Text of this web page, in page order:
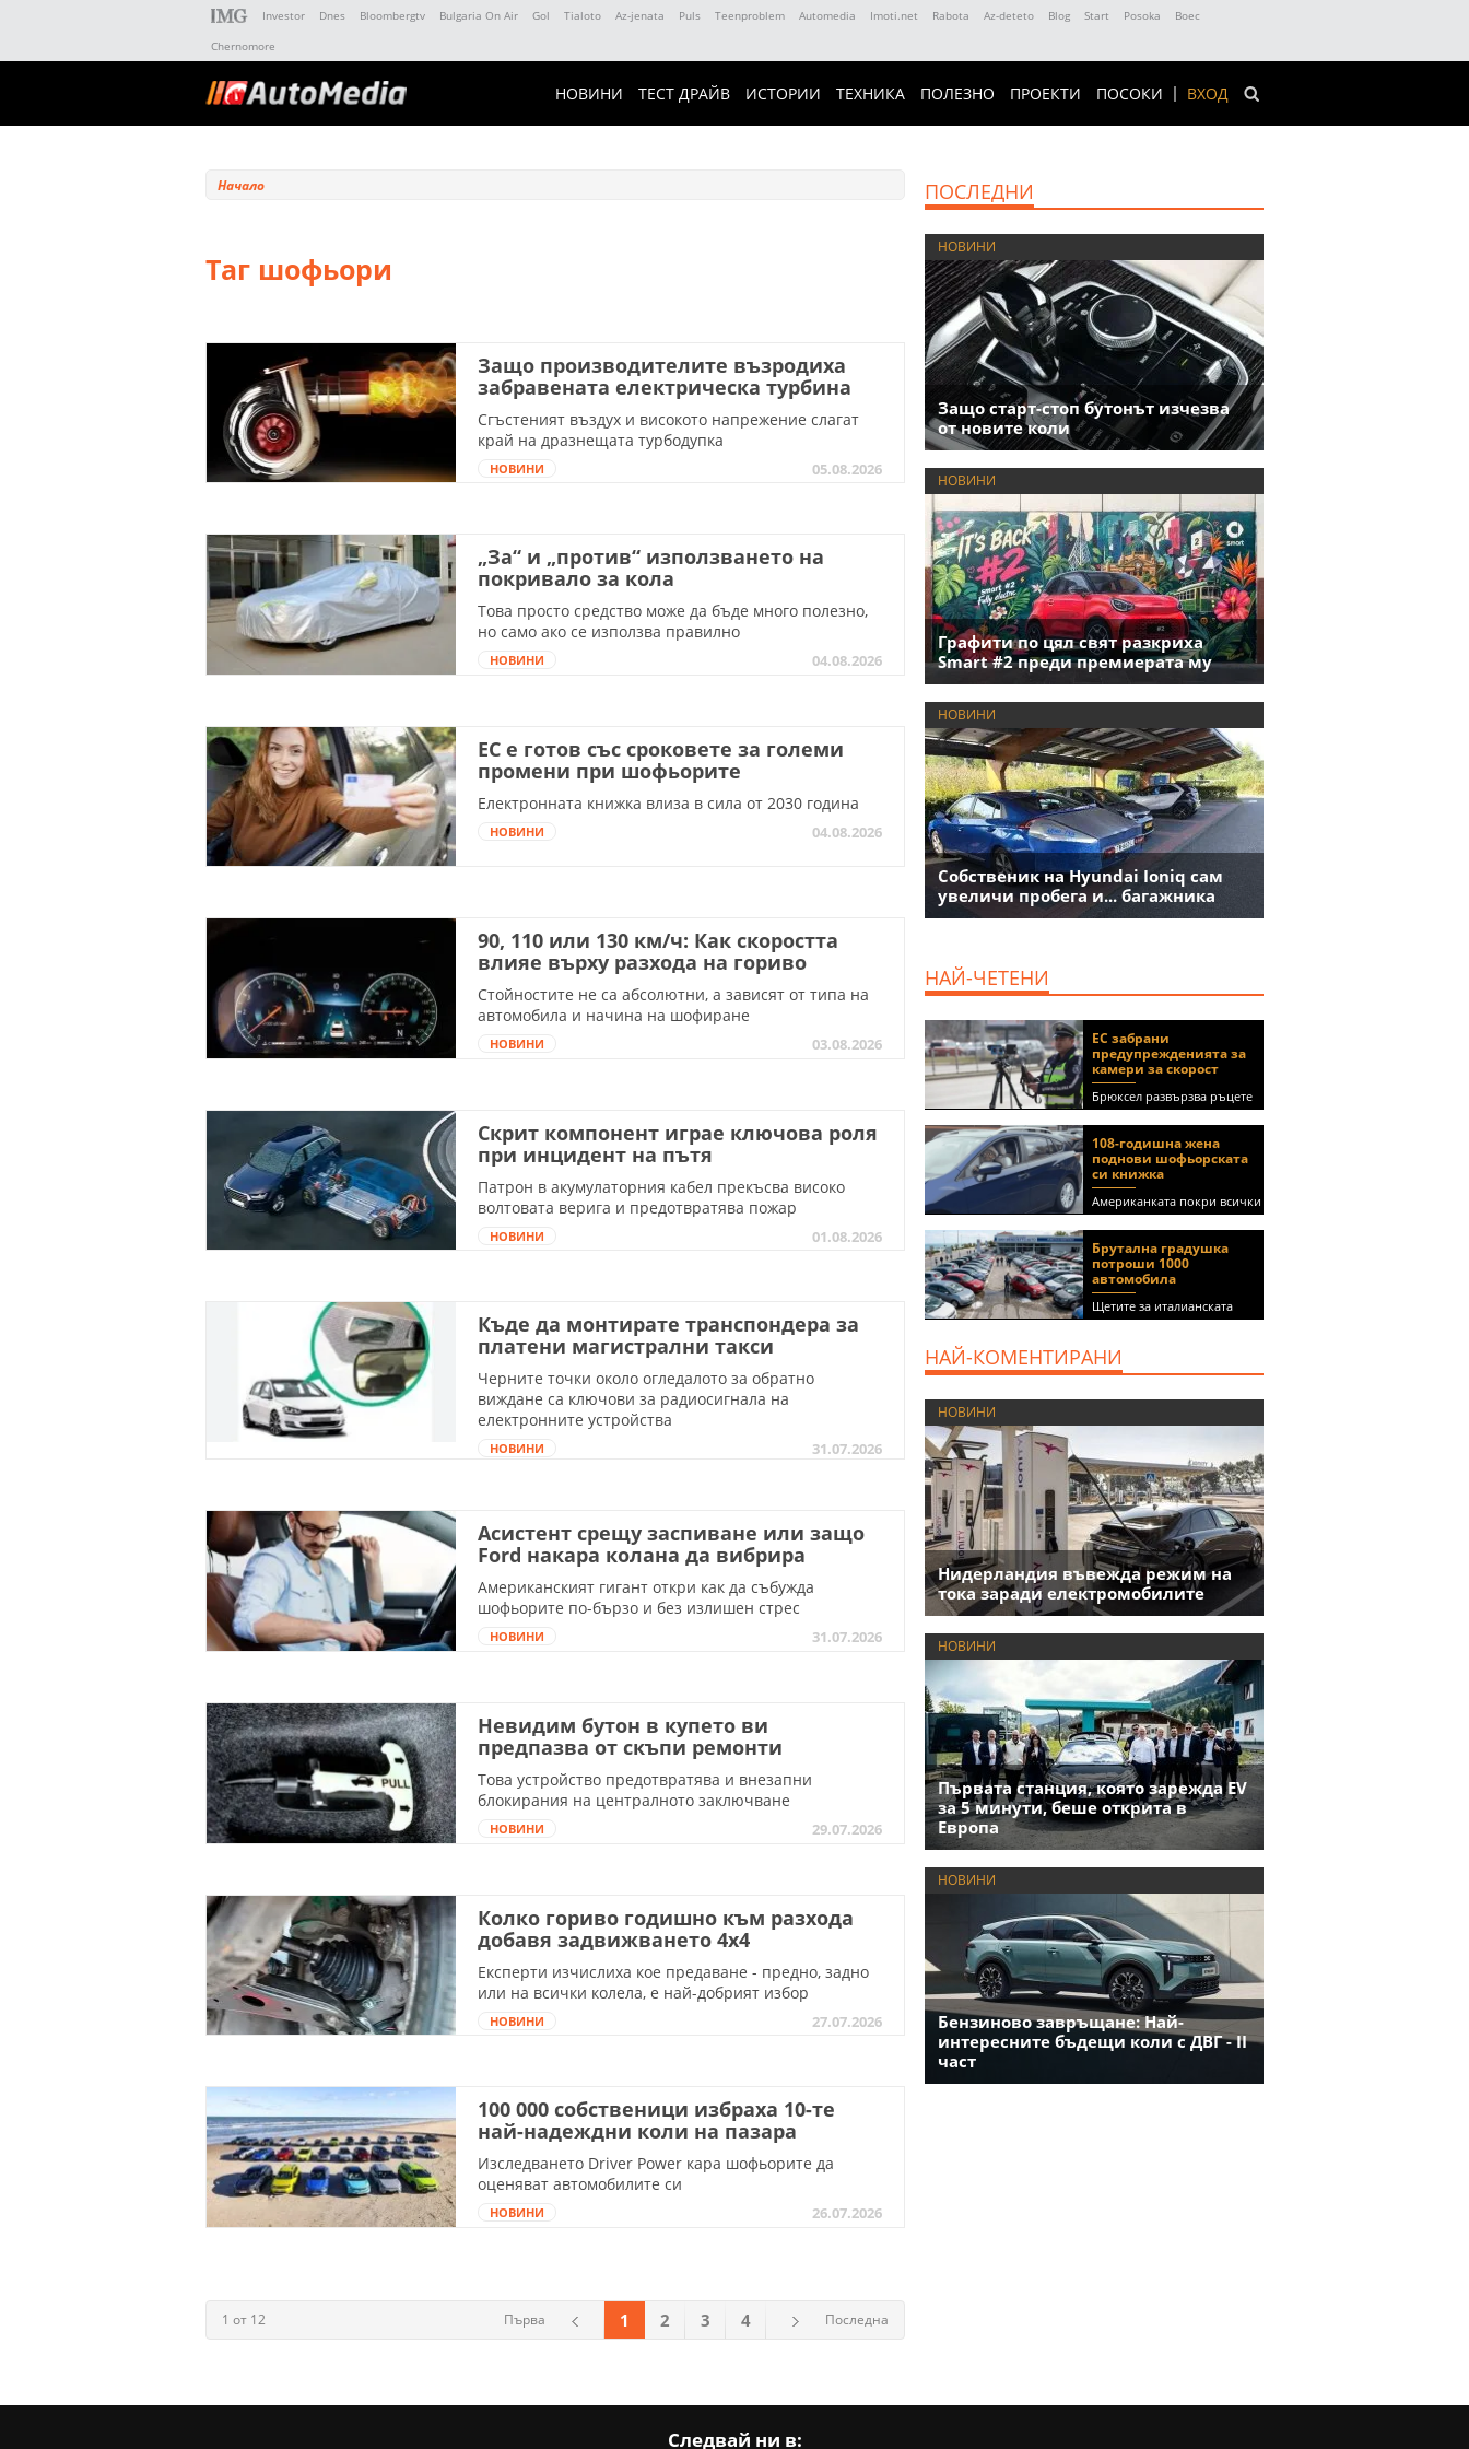
Investor Dnes Bloombergtv Bulgaria On Air Gol Tialoto Az-jenata Puls Teenproblem Automedia Imoti.net Rabota Az-deteto Blog Start Posoka
Boec
Chernomore
ВХОД
НОВИНИ ТЕСТ ДРАЙВ ИСТОРИИ ТЕХНИКА ПОЛЕЗНО ПРОЕКТИ ПОСОКИ
Начало
Таг шофьори
Защо производителите възродиха
забравената електрическа турбина
Сгъстеният въздух и високото напрежение слагат
край на дразнещата турбодупка
НОВИНИ 05.08.2026
„За“ и „против“ използването на
покривало за кола
Това просто средство може да бъде много полезно,
но само ако се използва правилно
НОВИНИ 04.08.2026
ЕС е готов със сроковете за големи
промени при шофьорите
Електронната книжка влиза в сила от 2030 година
НОВИНИ 04.08.2026
90, 110 или 130 км/ч: Как скоростта
влияе върху разхода на гориво
Стойностите не са абсолютни, а зависят от типа на
автомобила и начина на шофиране
НОВИНИ 03.08.2026
Скрит компонент играе ключова роля
при инцидент на пътя
Патрон в акумулаторния кабел прекъсва високо
волтовата верига и предотвратява пожар
НОВИНИ 01.08.2026
Къде да монтирате транспондера за
платени магистрални такси
Черните точки около огледалото за обратно
виждане са ключови за радиосигнала на
електронните устройства
НОВИНИ 31.07.2026
Асистент срещу заспиване или защо
Ford накара колана да вибрира
Американският гигант откри как да събужда
шофьорите по-бързо и без излишен стрес
НОВИНИ 31.07.2026
Невидим бутон в купето ви
предпазва от скъпи ремонти
Това устройство предотвратява и внезапни
блокирания на централното заключване
НОВИНИ 29.07.2026
Колко гориво годишно към разхода
добавя задвижването 4х4
Експерти изчислиха кое предаване - предно, задно
или на всички колела, е най-добрият избор
НОВИНИ 27.07.2026
100 000 собственици избраха 10-те
най-надеждни коли на пазара
Изследването Driver Power кара шофьорите да
оценяват автомобилите си
НОВИНИ 26.07.2026
1 от 12 Последна
1 2 3 4
Първа
ПОСЛЕДНИ
НОВИНИ
Защо старт-стоп бутонът изчезва
от новите коли
НОВИНИ
Графити по цял свят разкриха
Smart #2 преди премиерата му
НОВИНИ
Собственик на Hyundai Ioniq сам
увеличи пробега и... багажника
НАЙ-ЧЕТЕНИ
ЕС забрани
предупрежденията за
камери за скорост
Брюксел развързва ръцете
на правителствата за
приложения като Waze и
Google Maps
108-годишна жена
поднови шофьорската
си книжка
Американката покри всички
медицински изисквания, за
(ВИДЕО)
Брутална градушка
потроши 1000
автомобила
Щетите за италианската
автокъща се оценяват на 5
НАЙ-КОМЕНТИРАНИ
НОВИНИ
Нидерландия въвежда режим на
тока заради електромобилите
НОВИНИ
Първата станция, която зарежда EV
за 5 минути, беше открита в
Европа
НОВИНИ
Бензиново завръщане: Най-
интересните бъдещи коли с ДВГ - II
част
Следвай ни в: